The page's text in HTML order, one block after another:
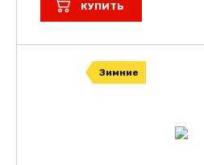
КУПИТЬ
Зимние